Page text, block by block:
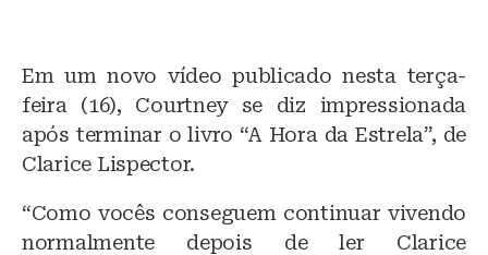
Em um novo vídeo publicado nesta terça-
feira (16), Courtney se diz impressionada
após terminar o livro “A Hora da Estrela”, de
Clarice Lispector.
“Como vocês conseguem continuar vivendo
normalmente depois de ler Clarice